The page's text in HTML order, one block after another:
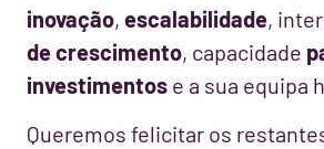
inovação, escalabilidade,
de crescimento, capacidade
investimentos e a sua equipa
Queremos felicitar os